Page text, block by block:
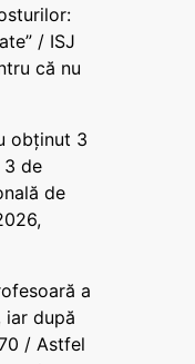
/ ISJ
că nu
obținut 3
3 de
de
a
iar după
/ Astfel